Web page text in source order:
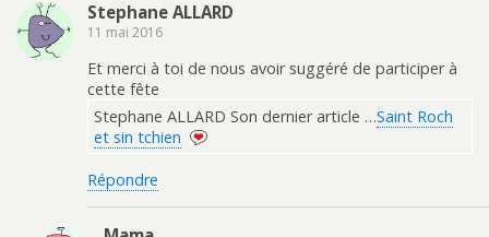
Stephane ALLARD
11 mai 2016
Et merci à toi de nous avoir suggéré de participer à
cette fête
Stephane ALLARD Son dernier article …Saint Roch
et sin tchien
Répondre